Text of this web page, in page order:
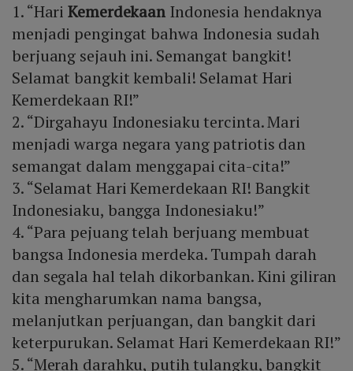
1. “HariKemerdekaan Indonesia hendaknya
menjadi pengingat bahwa Indonesia sudah
berjuang sejauh ini. Semangat bangkit!
Selamat bangkit kembali! Selamat Hari
Kemerdekaan RI!”
2. “Dirgahayu Indonesiaku tercinta. Mari
menjadi warga negara yang patriotis dan
semangat dalam menggapai cita-cita!”
3. “Selamat Hari Kemerdekaan RI! Bangkit
Indonesiaku, bangga Indonesiaku!”
4. “Para pejuang telah berjuang membuat
bangsa Indonesia merdeka. Tumpah darah
dan segala hal telah dikorbankan. Kini giliran
kita mengharumkan nama bangsa,
melanjutkan perjuangan, dan bangkit dari
keterpurukan. Selamat Hari Kemerdekaan RI!”
5. “Merah darahku, putih tulangku, bangkit